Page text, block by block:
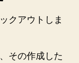
クアウトしま
その作成した